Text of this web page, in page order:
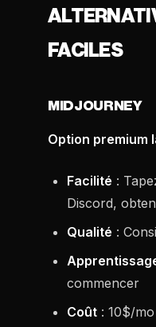
FACILES
MIDJOURNEY
Option premium
Facilité :
Discord,
Qualité :
commencer
Coût : 10$/